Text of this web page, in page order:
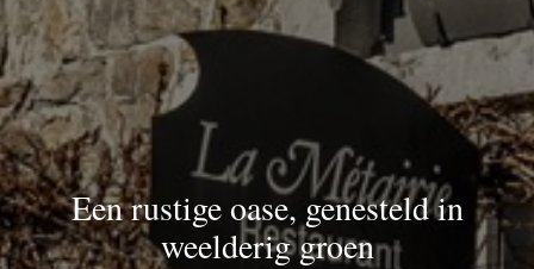
Een rustige oase, genesteld in
weelderig groen